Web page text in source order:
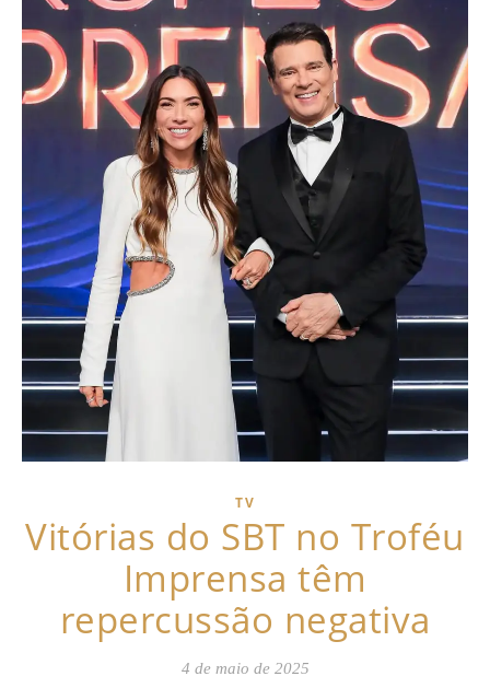
TV
Vitórias do SBT no Troféu
Imprensa têm
repercussão negativa
4 de maio de 2025